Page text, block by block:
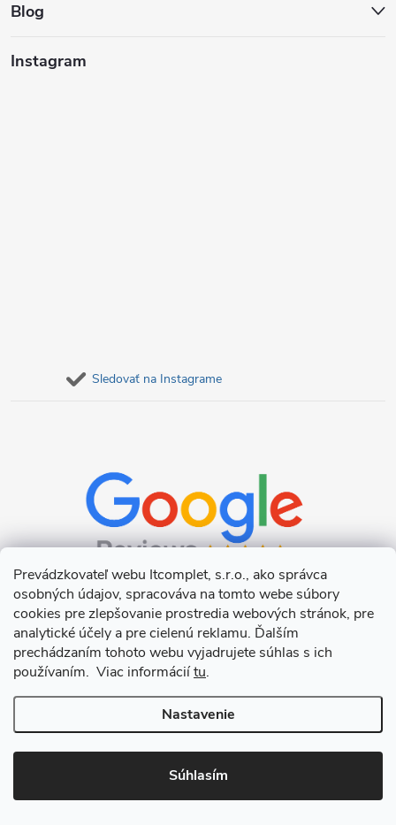
Prevádzkovateľ webu Itcomplet, s.r.o., ako správca
osobných údajov, spracováva na tomto webe súbory
cookies pre zlepšovanie prostredia webových stránok, pre
analytické účely a pre cielenú reklamu. Ďalším
prechádzaním tohoto webu vyjadrujete súhlas s ich
používaním. Viac informáciítu.
Nastavenie
Súhlasím
Blog
Instagram
Sledovať na Instagrame
Copyright 2026Itcomplet s.r.o.. Všetky práva vyhradené.Upraviť
nastavenie cookies